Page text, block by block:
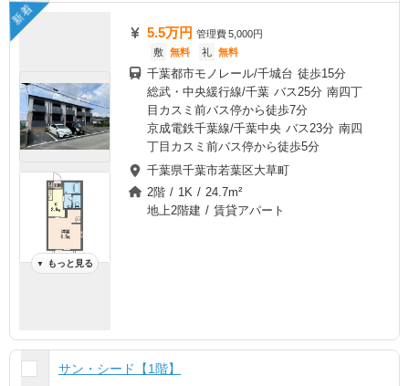
新着
▼ もっと見る
5.5万円 管理費5,000円
敷 無料 礼 無料
千葉都市モノレール/千城台 徒歩15分
総武・中央緩行線/千葉 バス25分 南四丁
目カスミ前バス停から徒歩7分
京成電鉄千葉線/千葉中央 バス23分 南四
丁目カスミ前バス停から徒歩5分
千葉県千葉市若葉区大草町
2階 / 1K / 24.7m²
地上2階建 / 賃貸アパート
サン・シード【1階】